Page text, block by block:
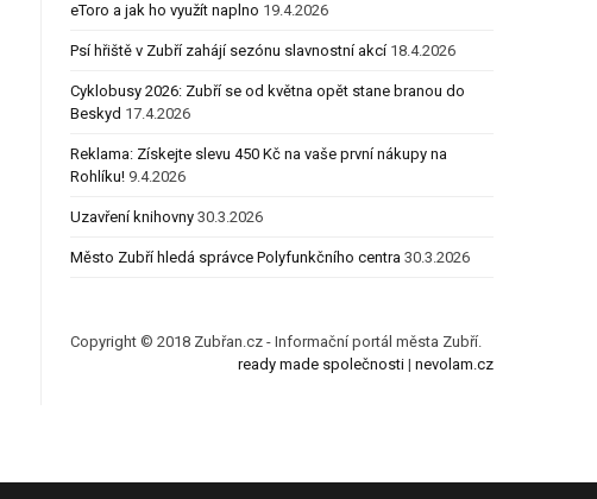
eToro a jak ho využít naplno 19.4.2026
Psí hřiště v Zubří zahájí sezónu slavnostní akcí 18.4.2026
Cyklobusy 2026: Zubří se od května opět stane branou do
Beskyd 17.4.2026
Reklama: Získejte slevu 450 Kč na vaše první nákupy na
Rohlíku! 9.4.2026
Uzavření knihovny 30.3.2026
Město Zubří hledá správce Polyfunkčního centra 30.3.2026
Copyright © 2018 Zubřan.cz - Informační portál města Zubří.
ready made společnosti| nevolam.cz